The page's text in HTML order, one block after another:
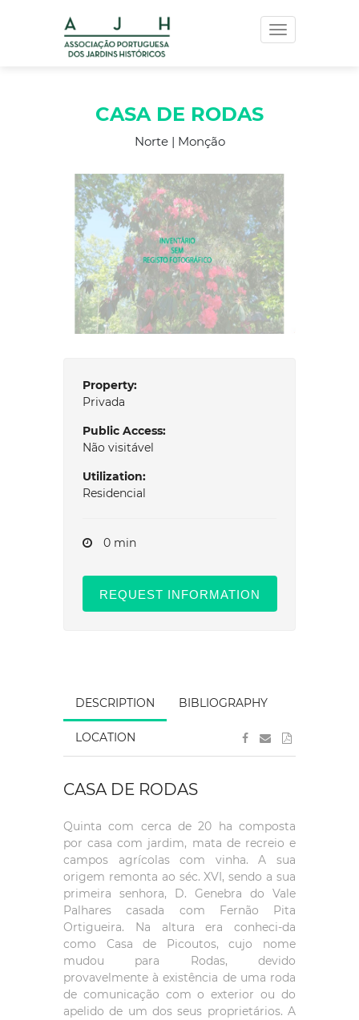
Toggle
navigation
CASA DE RODAS
Norte | Monção
Property:
Privada
Public Access:
Não visitável
Utilization:
Residencial
0 min
REQUEST INFORMATION
DESCRIPTION BIBLIOGRAPHY
LOCATION
CASA DE RODAS
Quinta com cerca de 20 ha composta
por casa com jardim, mata de recreio e
campos agrícolas com vinha. A sua
origem remonta ao séc. XVI, sendo a sua
primeira senhora, D. Genebra do Vale
Palhares casada com Fernão Pita
Ortigueira. Na altura era conheci-da
como Casa de Picoutos, cujo nome
mudou para Rodas, devido
provavelmente à existência de uma roda
de comunicação com o exterior ou do
apelido de um dos seus proprietários. A